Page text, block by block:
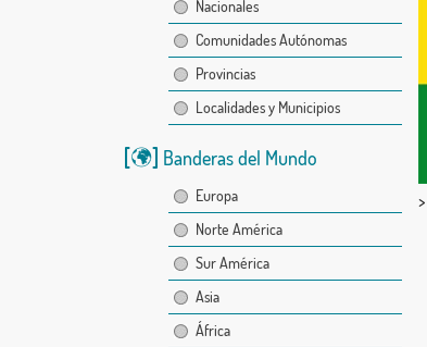
Nacionales
Comunidades Autónomas
Provincias
Localidades y Municipios
Banderas del Mundo
Europa
Norte América
Sur América
Asia
África
>